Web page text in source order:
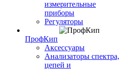
измерительные
приборы
Регуляторы
ПрофКип
Аксессуары
Анализаторы спектра,
цепей и